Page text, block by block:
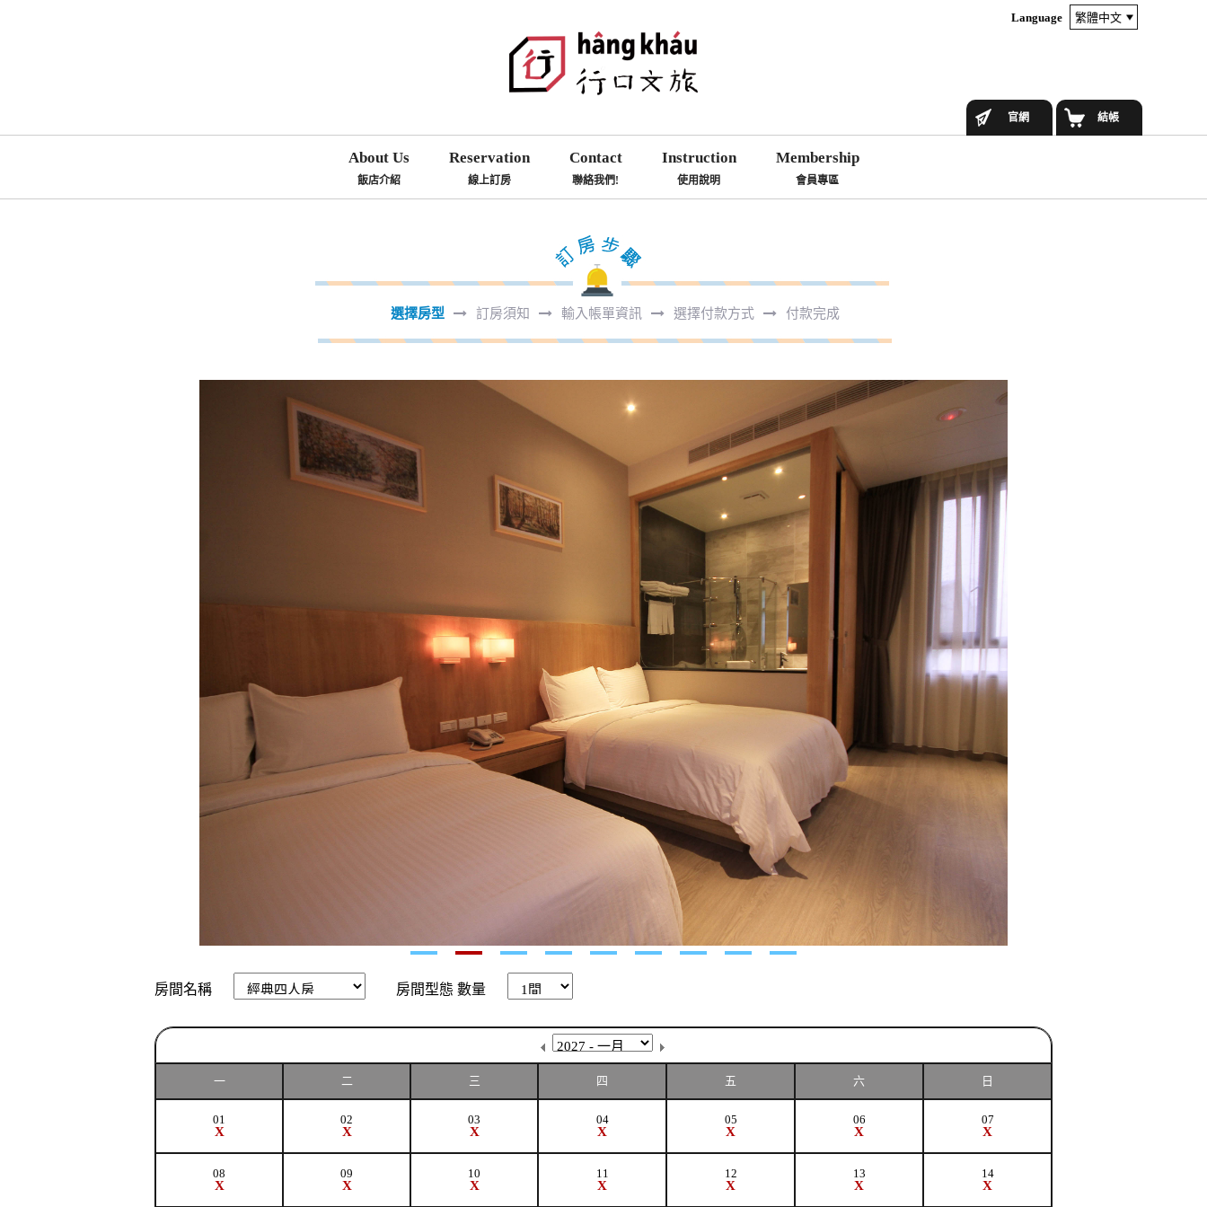
Language
About Us
飯店介紹
Reservation
線上訂房
Contact
聯絡我們!
Instruction
使用說明
Membership
會員專區
官網 結帳
選擇房型 訂房須知 輸入帳單資訊 選擇付款方式 付款完成
房間名稱 房間型態 數量
一 二 三 四 五 六 日
01
X
02
X
03
X
04
X
05
X
06
X
07
X
08
X
09
X
10
X
11
X
12
X
13
X
14
X